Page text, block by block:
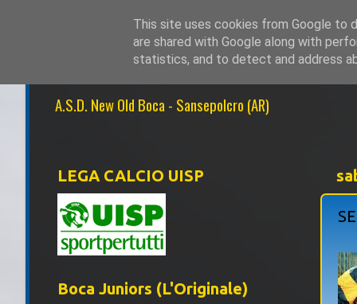
NEW OLD BOCA
A.S.D. New Old Boca - Sansepolcro (AR)
LEGA CALCIO UISP
Boca Juniors (L'Originale)
This site uses cookies from Google to
are shared with Google along with
statistics, and to detect and address